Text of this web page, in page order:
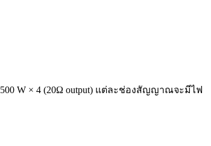
500 W × 4 (20Ω output) แต่ละช่องสัญญาณจะมีไฟ